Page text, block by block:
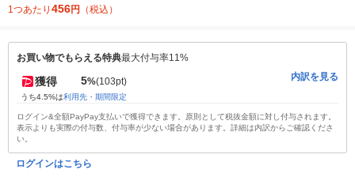
1つあたり 456円 （税込）
お買い物でもらえる特典最大付与率11%
獲得 5%(103pt)
うち4.5%は利用先・期間限定
内訳を見る
ログイン&全額PayPay支払いで獲得できます。原則として税抜金額に対し付与されます。
表示よりも実際の付与数、付与率が少ない場合があります。詳細は内訳からご確認くださ
い。
ログインはこちら